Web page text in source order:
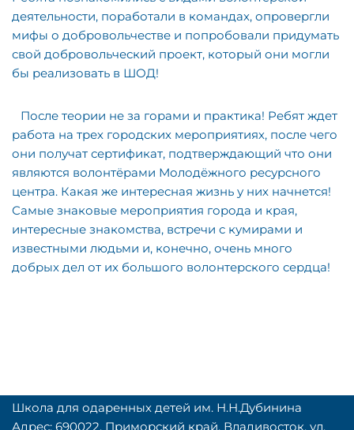
деятельности, поработали в командах, опровергли
мифы о добровольчестве и попробовали придумать
свой добровольческий проект, который они могли
бы реализовать в ШОД!
⠀После теории не за горами и практика! Ребят ждет
работа на трех городских мероприятиях, после чего
они получат сертификат, подтверждающий что они
являются волонтёрами Молодёжного ресурсного
центра. Какая же интересная жизнь у них начнется!
Самые знаковые мероприятия города и края,
интересные знакомства, встречи с кумирами и
известными людьми и, конечно, очень много
добрых дел от их большого волонтерского сердца!
Школа для одаренных детей им. Н.Н.Дубинина
Адрес: 690022, Приморский край, Владивосток, ул.